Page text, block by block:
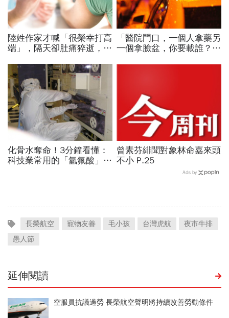
陸姓作家才喊「很榮幸打高
端」，隔天卻肚痛猝逝，來
會運動
「醫院門口，一個人拿藥另
一個拿臉盆，你要載誰？」
化骨水奪命！3分鐘看懂：
科技業常用的「氫氟酸」，
曾素芬緋聞對象林命嘉來頭
不小 P.25
Ads by
長榮航空 寵物友善 毛小孩 台灣虎航
夜市牛排
愚人節
延伸閱讀
空服員抗議過勞 長榮航空聲明將持續改善勞動條件